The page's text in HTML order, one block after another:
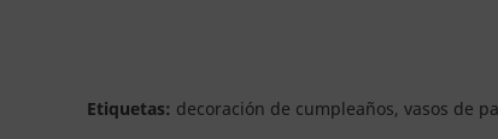
Etiquetas: decoración de cumpleaños, vasos de